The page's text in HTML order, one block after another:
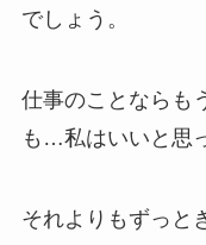
でしょう。
仕事のことならも
も…私はいいと思
それよりもずっと